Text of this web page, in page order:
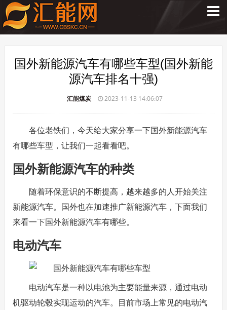
国外新能源汽车有哪些车型(国外新能
源汽车排名十强)
汇能煤炭 2023-11-13 14:06:07
各位老铁们，今天给大家分享一下国外新能源汽车
有哪些车型，让我们一起看看吧。
国外新能源汽车的种类
随着环保意识的不断提高，越来越多的人开始关注
新能源汽车。国外也在加速推广新能源汽车，下面我们
来看一下国外新能源汽车有哪些。
电动汽车
电动汽车是一种以电池为主要能量来源，通过电动
机驱动轮毂实现运动的汽车。目前市场上常见的电动汽